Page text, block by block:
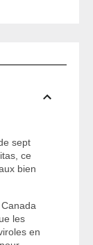
sept
ce
bien
les
en